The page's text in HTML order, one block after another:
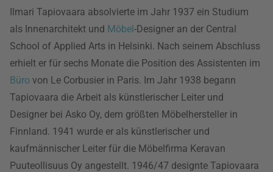
Ilmari Tapiovaara absolvierte im Jahr 1937 ein Studium
als Innenarchitekt und Möbel-Designer an der Central
School of Applied Arts in Helsinki. Nach seinem Abschluss
erhielt er für sechs Monate die Position des Assistenten im
Büro von Le Corbusier in Paris. Im Jahr 1938 begann
Tapiovaara die Arbeit als künstlerischer Leiter und
Designer bei Asko Oy, dem größten Möbelhersteller in
Finnland. 1941 wurde er als künstlerischer und
kaufmännischer Leiter für die Möbelfirma Keravan
Puuteollisuus Oy angestellt. 1946/47 designte Tapiovaara